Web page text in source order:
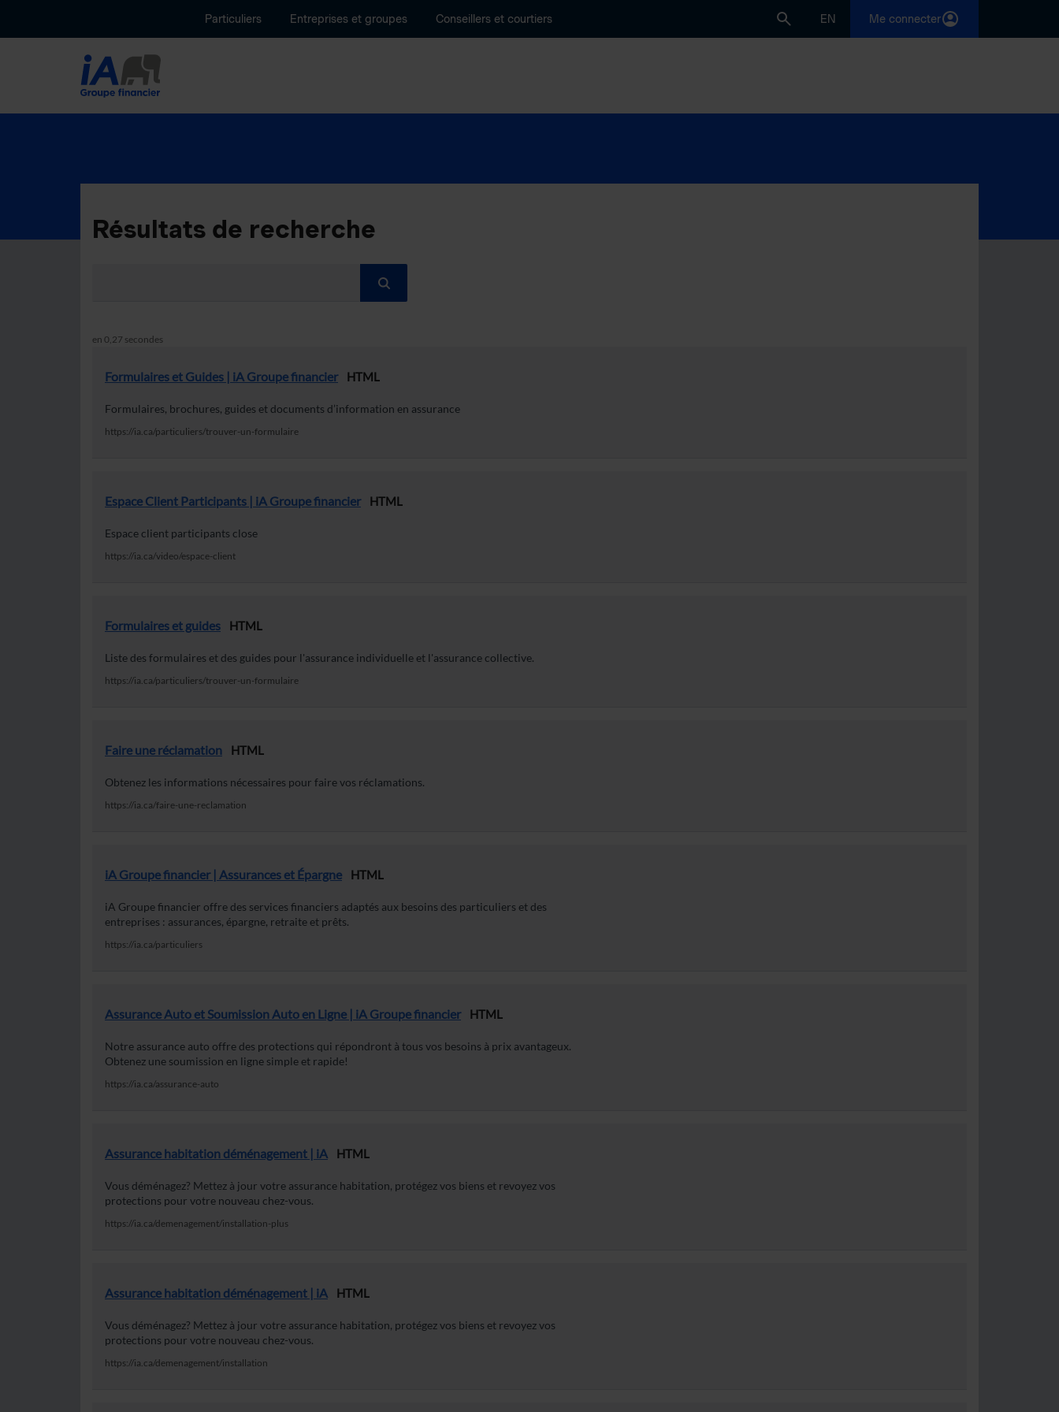
Particuliers Entreprises et groupes Conseillers et courtiers EN Me connecter
Résultats de recherche
en 0,27 secondes
Formulaires et Guides | iA Groupe financier HTML
Formulaires, brochures, guides et documents d’information en assurance
https://ia.ca/particuliers/trouver-un-formulaire
Espace Client Participants | iA Groupe financier HTML
Espace client participants close
https://ia.ca/video/espace-client
Formulaires et guides HTML
Liste des formulaires et des guides pour l'assurance individuelle et l'assurance collective.
https://ia.ca/particuliers/trouver-un-formulaire
Faire une réclamation HTML
Obtenez les informations nécessaires pour faire vos réclamations.
https://ia.ca/faire-une-reclamation
iA Groupe financier‎ | Assurances et Épargne HTML
iA Groupe financier offre des services financiers adaptés aux besoins des particuliers et des
entreprises : assurances, épargne, retraite et prêts.
https://ia.ca/particuliers
Assurance Auto et Soumission Auto en Ligne | iA Groupe financier HTML
Notre assurance auto offre des protections qui répondront à tous vos besoins à prix avantageux.
Obtenez une soumission en ligne simple et rapide!
https://ia.ca/assurance-auto
Assurance habitation déménagement | iA HTML
Vous déménagez? Mettez à jour votre assurance habitation, protégez vos biens et revoyez vos
protections pour votre nouveau chez-vous.
https://ia.ca/demenagement/installation-plus
Assurance habitation déménagement | iA HTML
Vous déménagez? Mettez à jour votre assurance habitation, protégez vos biens et revoyez vos
protections pour votre nouveau chez-vous.
https://ia.ca/demenagement/installation